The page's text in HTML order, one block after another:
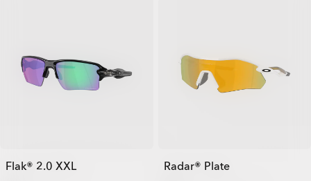
Flak® 2.0 XXL Radar® Plate​